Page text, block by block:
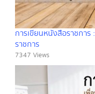
การเขียนหนังสือราชการ
ราชการ
7347 Views